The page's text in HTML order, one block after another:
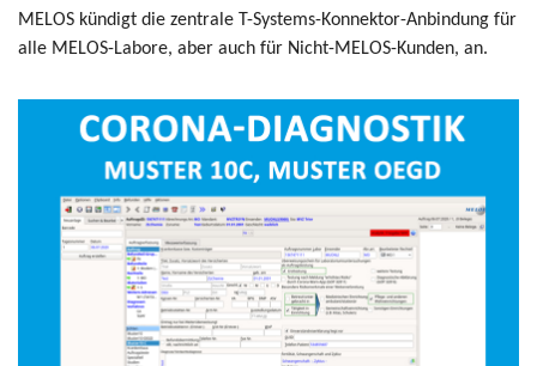
MELOS kün­digt die zen­trale T-Sys­tems-Kon­nek­tor-Anbin­dung für
alle MELOS-Labore, aber auch für Nicht-MELOS-Kun­den, an.